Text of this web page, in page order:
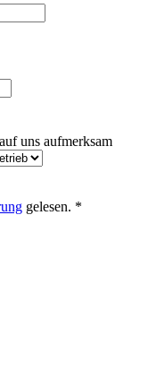
uns aufmerksam
gelesen. *